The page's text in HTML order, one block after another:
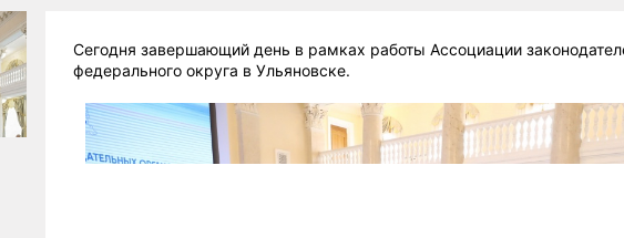
Сегодня завершающий день в рамках работы Ассоциации
федерального округа в Ульяновске.